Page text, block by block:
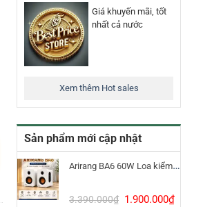
Giá khuyến mãi, tốt
nhất cả nước
Xem thêm Hot sales
Sản phẩm mới cập nhật
Arirang BA6 60W Loa kiểm âm Bluetooth 5.3
3.390.000₫ Giá
1.900.000₫Giá